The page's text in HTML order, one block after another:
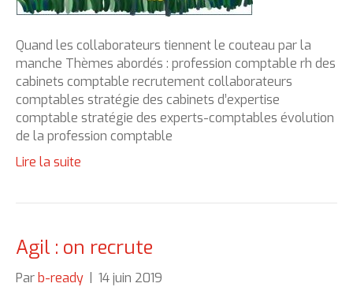
Quand les collaborateurs tiennent le couteau par la
manche Thèmes abordés : profession comptable rh des
cabinets comptable recrutement collaborateurs
comptables stratégie des cabinets d’expertise
comptable stratégie des experts-comptables évolution
de la profession comptable
Lire la suite
Agil : on recrute
Par b-ready 14 juin 2019